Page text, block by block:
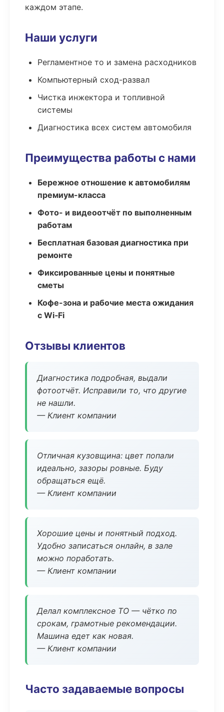
каждом этапе.
Наши услуги
Регламентное то и замена расходников
Компьютерный сход-развал
Чистка инжектора и топливной
системы
Диагностика всех систем автомобиля
Преимущества работы с нами
Бережное отношение к автомобилям
премиум-класса
Фото- и видеоотчёт по выполненным
работам
Бесплатная базовая диагностика при
ремонте
Фиксированные цены и понятные
сметы
Кофе-зона и рабочие места ожидания
с Wi‑Fi
Отзывы клиентов
Диагностика подробная, выдали
фотоотчёт. Исправили то, что другие
не нашли.
— Клиент компании
Отличная кузовщина: цвет попали
идеально, зазоры ровные. Буду
обращаться ещё.
— Клиент компании
Хорошие цены и понятный подход.
Удобно записаться онлайн, в зале
можно поработать.
— Клиент компании
Делал комплексное ТО — чётко по
срокам, грамотные рекомендации.
Машина едет как новая.
— Клиент компании
Часто задаваемые вопросы